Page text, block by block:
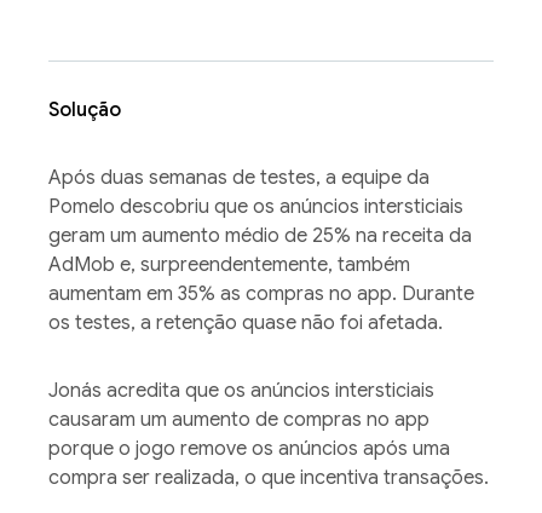
Solução
Após duas semanas de testes, a equipe da
Pomelo descobriu que os anúncios intersticiais
geram um aumento médio de 25% na receita da
AdMob e, surpreendentemente, também
aumentam em 35% as compras no app. Durante
os testes, a retenção quase não foi afetada.
Jonás acredita que os anúncios intersticiais
causaram um aumento de compras no app
porque o jogo remove os anúncios após uma
compra ser realizada, o que incentiva transações.